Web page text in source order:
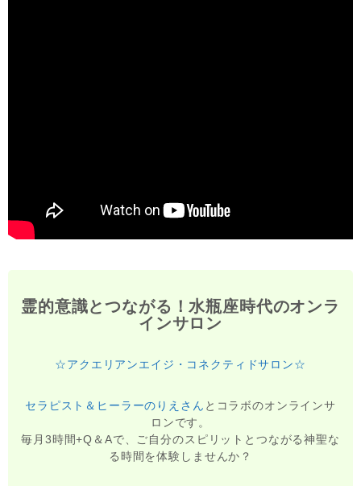
霊的意識とつながる！水瓶座時代のオンラ
インサロン
☆アクエリアンエイジ・コネクティドサロン☆
セラピスト＆ヒーラーのりえさん とコラボのオンラインサ
ロンです。
毎月3時間+Q＆Aで、ご自分のスピリットとつながる神聖な
る時間を体験しませんか？